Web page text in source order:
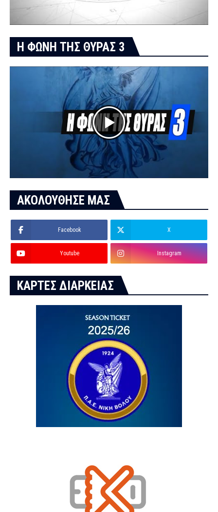
Η ΦΩΝΗ ΤΗΣ ΘΥΡΑΣ 3
ΑΚΟΛΟΥΘΗΣΕ ΜΑΣ
Facebook X
Youtube Instagram
ΚΑΡΤΕΣ ΔΙΑΡΚΕΙΑΣ